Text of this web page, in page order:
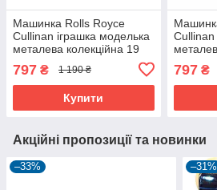
Машинка Rolls Royce
Cullinan іграшка моделька
металева колекційна 19
797 ₴ 1 190 ₴
Купити
Cullinan
797₴
Акційні пропозиції та новинки
–33% –31%